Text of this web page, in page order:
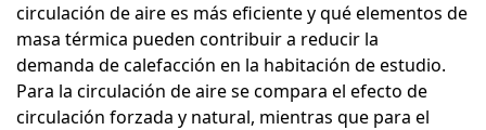
circulación de aire es más eficiente y qué elementos de
masa térmica pueden contribuir a reducir la
demanda de calefacción en la habitación de estudio.
Para la circulación de aire se compara el efecto de
circulación forzada y natural, mientras que para el